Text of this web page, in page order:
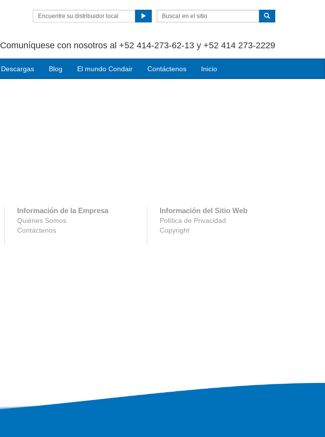
Encuentre su distribuidor local
Comuníquese con nosotros al +52 414-273-62-13 y +52 414 273-2229
Descargas Blog El mundo Condair Contáctenos Inicio
Información de la Empresa
Quiénes Somos
Contáctenos
Información del Sitio Web
Política de Privacidad
Copyright